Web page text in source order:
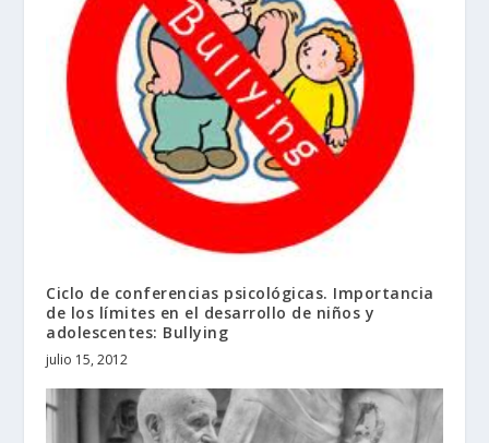
Ciclo de conferencias psicológicas. Importancia
de los límites en el desarrollo de niños y
adolescentes: Bullying
julio 15, 2012